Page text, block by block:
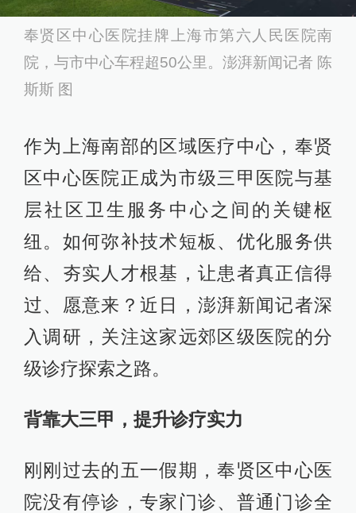
奉贤区中心医院挂牌上海市第六人民医院南
院，与市中心车程超50公里。澎湃新闻记者 陈
斯斯 图
作为上海南部的区域医疗中心，奉贤
区中心医院正成为市级三甲医院与基
层社区卫生服务中心之间的关键枢
纽。如何弥补技术短板、优化服务供
给、夯实人才根基，让患者真正信得
过、愿意来？近日，澎湃新闻记者深
入调研，关注这家远郊区级医院的分
级诊疗探索之路。
背靠大三甲，提升诊疗实力
刚刚过去的五一假期，奉贤区中心医
院没有停诊，专家门诊、普通门诊全